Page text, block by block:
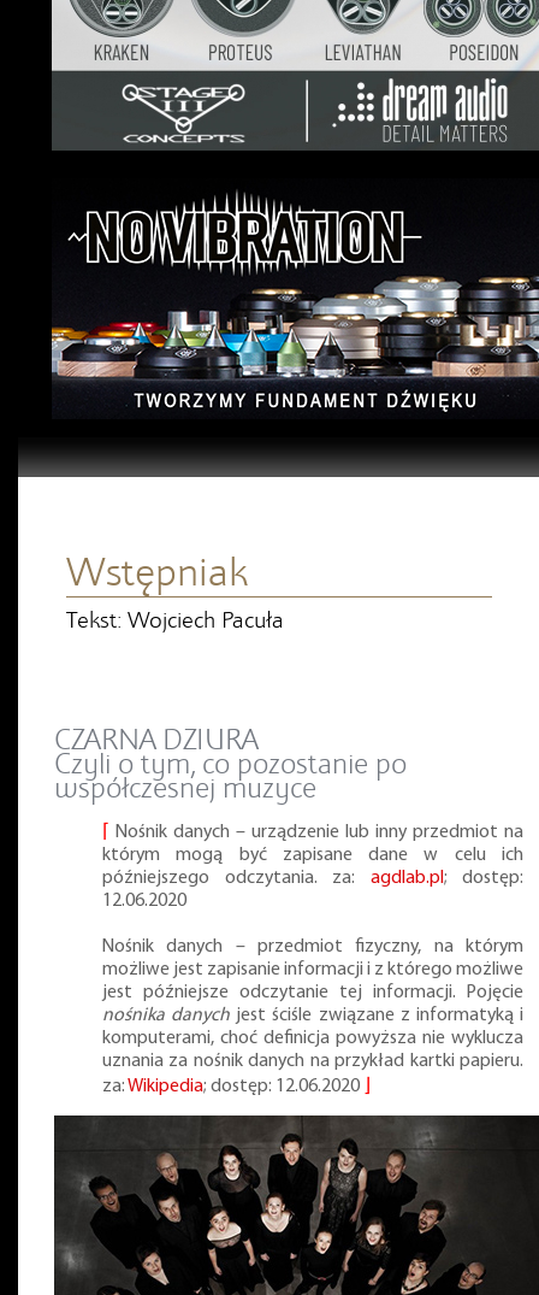
Wstępniak
Tekst: Wojciech Pacuła
CZARNA DZIURA
Czyli o tym, co pozostanie po
współczesnej muzyce
Nośnik danych – urządzenie lub inny przedmiot na
którym mogą być zapisane dane w celu ich
późniejszego odczytania. za: agdlab.pl ; dostęp:
12.06.2020
Nośnik danych – przedmiot fizyczny, na którym
możliwe jest zapisanie informacji i z którego możliwe
jest późniejsze odczytanie tej informacji. Pojęcie
nośnika danych jest ściśle związane z informatyką i
komputerami, choć definicja powyższa nie wyklucza
uznania za nośnik danych na przykład kartki papieru.
za:Wikipedia; dostęp: 12.06.2020